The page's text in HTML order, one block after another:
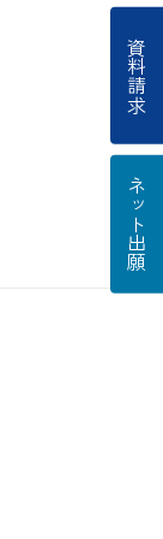
資料請求
ネット出願